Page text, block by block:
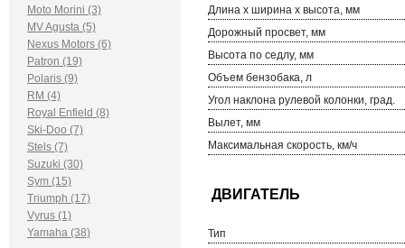
Moto Morini (3)
MV Agusta (5)
Nexus Motors (6)
Patron (19)
Polaris (9)
RM (4)
Royal Enfield (8)
Ski-Doo (7)
Stels (7)
Suzuki (30)
Sym (15)
Triumph (17)
Vyrus (1)
Yamaha (38)
Длина х ширина х высота, мм
Дорожный просвет, мм
Высота по седлу, мм
Объем бензобака, л
Угол наклона рулевой колонки, град.
Вылет, мм
Максимальная скорость, км/ч
Тип